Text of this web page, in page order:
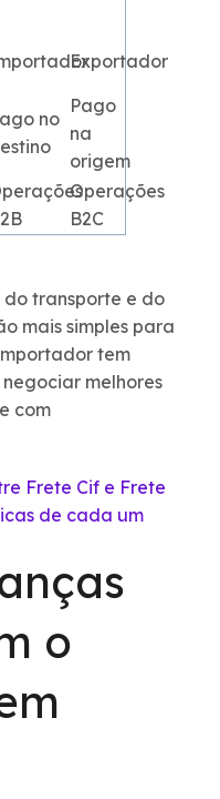
Exportador
no
Pago
na
origem
Operações
B2C
transporte e do
mais simples para
tem
melhores
com
Frete Cif e Frete
de cada um
o